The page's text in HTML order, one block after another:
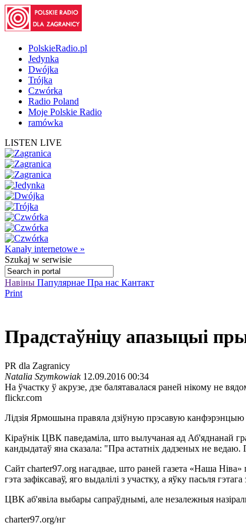
PolskieRadio.pl
Jedynka
Dwójka
Trójka
Czwórka
Radio Poland
Moje Polskie Radio
ramówka
LISTEN LIVE
Kanały internetowe »
Szukaj w serwisie
Навіны Папулярнае Пра нас Кантакт
Print
Прадстаўніцу апазыцыі
PR dla Zagranicy
Natalia Szymkowiak12.09.2016 00:34
На ўчастку ў акрузе, дзе балятавалася раней нікому не
flickr.com
Лідзія Ярмошына правяла дзіўную прэсавую канфэрэнцыю
Кіраўнік ЦВК паведаміла, што вылучаная ад Аб'яднанай
кандыдатаў яна сказала: "Пра астатніх дадзеных не ведаю.
Сайт charter97.org нагадвае, што раней газета «Наша Нiва»
гэта зафіксаваў, яго выдалілі з участку, а яўку пасьля
ЦВК аб'явіла выбары сапраўднымі, але незалежныя
charter97.org/нг